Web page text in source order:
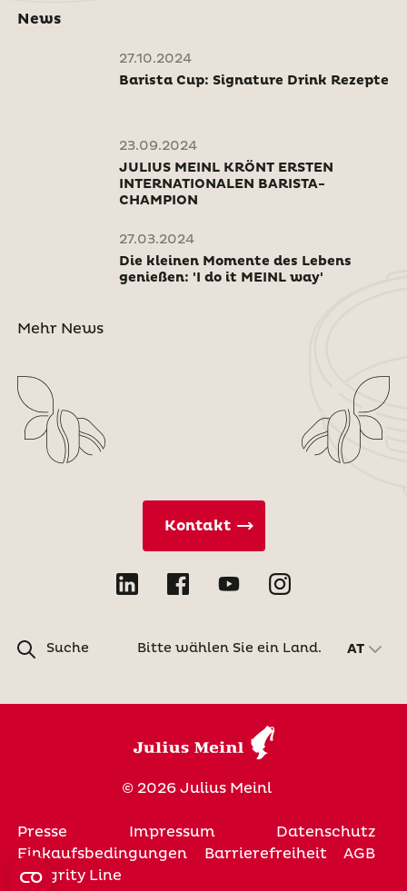
News
27.10.2024
Barista Cup: Signature Drink Rezepte
23.09.2024
JULIUS MEINL KRÖNT ERSTEN
INTERNATIONALEN BARISTA-
CHAMPION
27.03.2024
Die kleinen Momente des Lebens
genießen: 'I do it MEINL way'
Mehr News
Suche
Kontakt
Bitte wählen Sie ein Land. AT
© 2026 Julius Meinl
Presse Impressum
Datenschutz
Einkaufsbedingungen
Barrierefreiheit
AGB
Integrity Line